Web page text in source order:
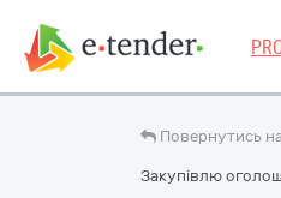
Повернутись
Закупівлю